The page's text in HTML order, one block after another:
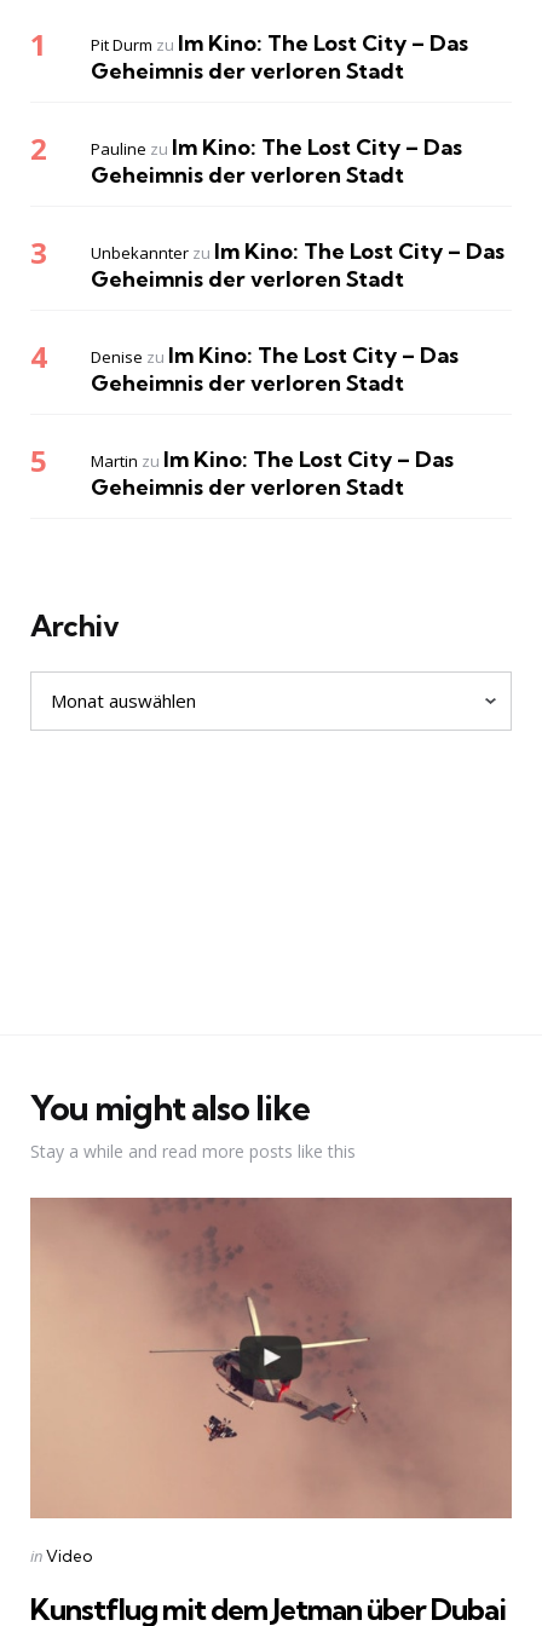
Pit Durm zu Im Kino: The Lost City – Das
Geheimnis der verloren Stadt
Pauline zu Im Kino: The Lost City – Das
Geheimnis der verloren Stadt
Unbekannter zu Im Kino: The Lost City – Das
Geheimnis der verloren Stadt
Denise zu Im Kino: The Lost City – Das
Geheimnis der verloren Stadt
Martin zu Im Kino: The Lost City – Das
Geheimnis der verloren Stadt
Archiv
Archiv
You might also like
Stay a while and read more posts like this
Categories
Posted
inVideo
Kunstflug mit dem Jetman über Dubai